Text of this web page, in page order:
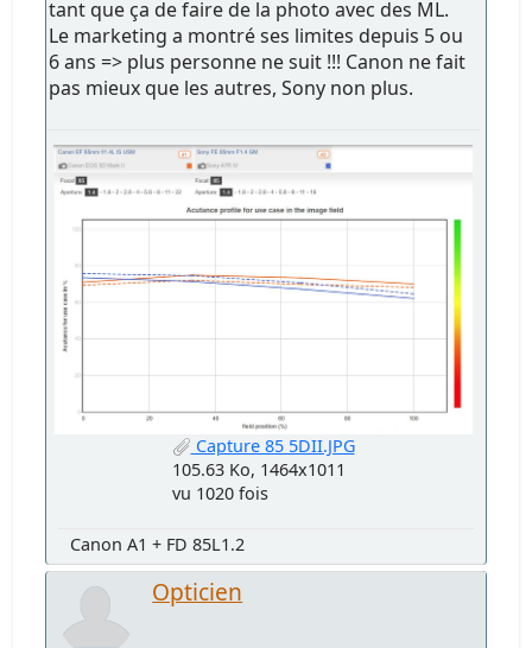
tant que ça de faire de la photo avec des ML.
Le marketing a montré ses limites depuis 5 ou
6 ans => plus personne ne suit !!! Canon ne fait
pas mieux que les autres, Sony non plus.
Capture 85 5DII.JPG
105.63 Ko, 1464x1011
vu 1020 fois
Canon A1 + FD 85L1.2
Opticien